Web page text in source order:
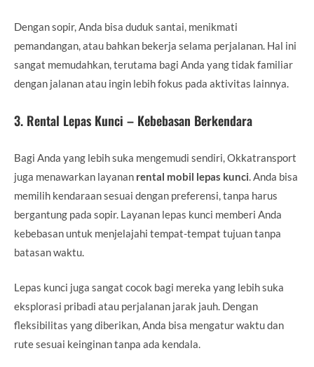
Dengan sopir, Anda bisa duduk santai, menikmati
pemandangan, atau bahkan bekerja selama perjalanan. Hal ini
sangat memudahkan, terutama bagi Anda yang tidak familiar
dengan jalanan atau ingin lebih fokus pada aktivitas lainnya.
3. Rental Lepas Kunci – Kebebasan Berkendara
Bagi Anda yang lebih suka mengemudi sendiri, Okkatransport
juga menawarkan layanan rental mobil lepas kunci. Anda bisa
memilih kendaraan sesuai dengan preferensi, tanpa harus
bergantung pada sopir. Layanan lepas kunci memberi Anda
kebebasan untuk menjelajahi tempat-tempat tujuan tanpa
batasan waktu.
Lepas kunci juga sangat cocok bagi mereka yang lebih suka
eksplorasi pribadi atau perjalanan jarak jauh. Dengan
fleksibilitas yang diberikan, Anda bisa mengatur waktu dan
rute sesuai keinginan tanpa ada kendala.